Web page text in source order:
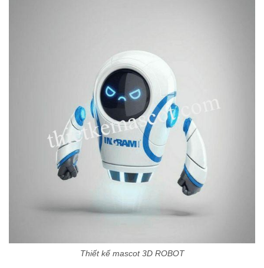
Thiết kế mascot 3D ROBOT